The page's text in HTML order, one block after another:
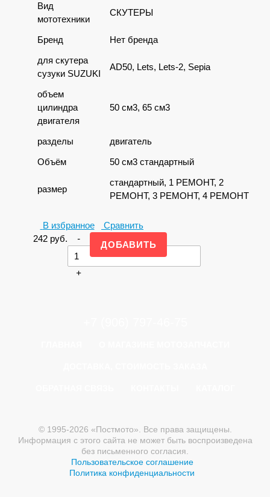
Вид
мототехники
СКУТЕРЫ
Бренд
Нет бренда
для скутера
сузуки SUZUKI
AD50, Lets, Lets-2, Sepia
объем
цилиндра
двигателя
50 см3, 65 см3
разделы
двигатель
Объём
50 см3 стандартный
размер
стандартный, 1 РЕМОНТ, 2
РЕМОНТ, 3 РЕМОНТ, 4 РЕМОНТ
В избранное
Сравнить
242 руб. -
+
© 1995-2026 «Постмото». Все права защищены.
Информация с этого сайта не может быть воспроизведена
без письменного согласия.
Пользовательское соглашение
Политика конфиденциальности